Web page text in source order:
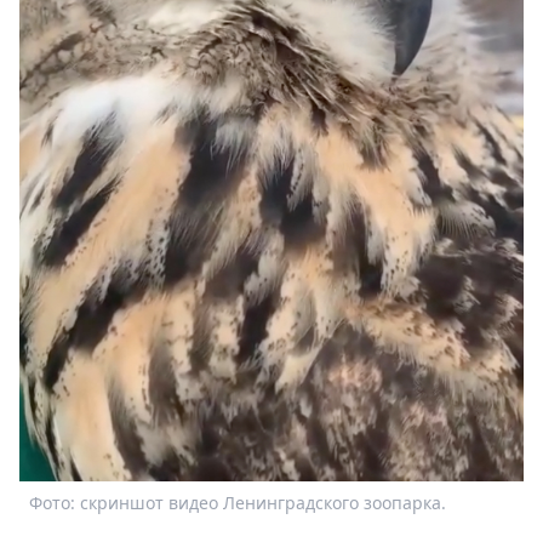
Спецпроекты
Звезды
Выборы
2026
Скачай
Metro
Фото: скриншот видео Ленинградского зоопарка.